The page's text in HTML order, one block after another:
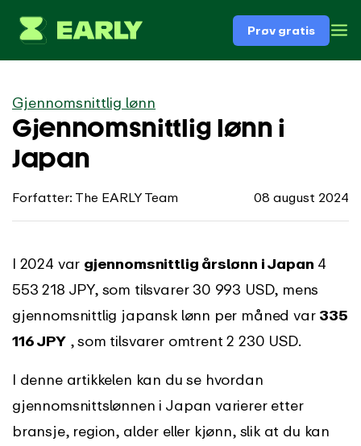
Prøv gratis
Gjennomsnittlig lønn
Gjennomsnittlig lønn i
Japan
Forfatter: The EARLY Team 08 august 2024
I 2024 var gjennomsnittlig årslønn i Japan 4
553 218 JPY, som tilsvarer 30 993 USD, mens
gjennomsnittlig japansk lønn per måned var 335
116 JPY, som tilsvarer omtrent 2 230 USD.
I denne artikkelen kan du se hvordan
gjennomsnittslønnen i Japan varierer etter
bransje, region, alder eller kjønn, slik at du kan